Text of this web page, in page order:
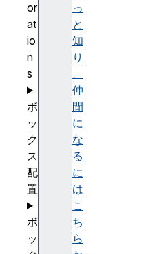
っ
と
知
り
、
仲
間
に
な
る
に
は
こ
ち
ら
or
at
io
n
s
ボ
ッ
ク
ス
配
置
ボ
ッ